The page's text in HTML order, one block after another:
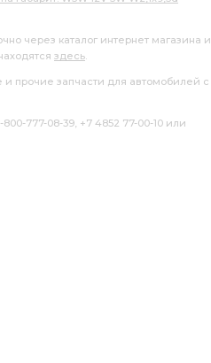
через каталог интернет магазина
здесь.
и прочие запчасти для автомобилей с
777-08-39, +7 4852 77-00-10 или